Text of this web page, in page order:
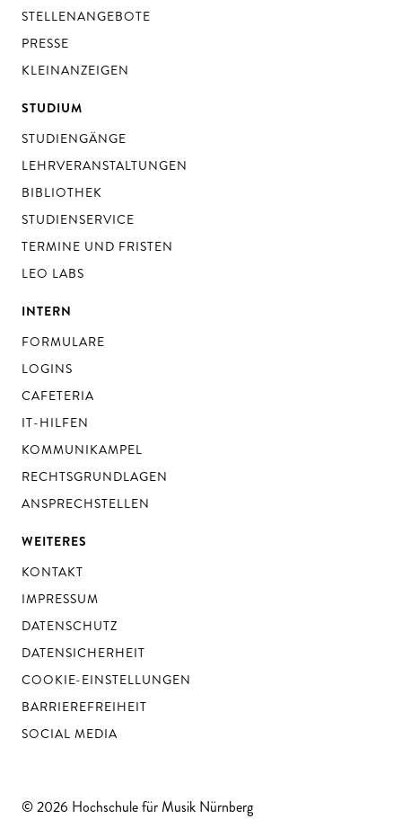
STELLENANGEBOTE
PRESSE
KLEINANZEIGEN
STUDIUM
STUDIENGÄNGE
LEHRVERANSTALTUNGEN
BIBLIOTHEK
STUDIENSERVICE
TERMINE UND FRISTEN
LEO LABS
INTERN
FORMULARE
LOGINS
CAFETERIA
IT-HILFEN
KOMMUNIKAMPEL
RECHTSGRUNDLAGEN
ANSPRECHSTELLEN
WEITERES
KONTAKT
IMPRESSUM
DATENSCHUTZ
DATENSICHERHEIT
COOKIE-EINSTELLUNGEN
BARRIEREFREIHEIT
SOCIAL MEDIA
© 2026 Hochschule für Musik Nürnberg